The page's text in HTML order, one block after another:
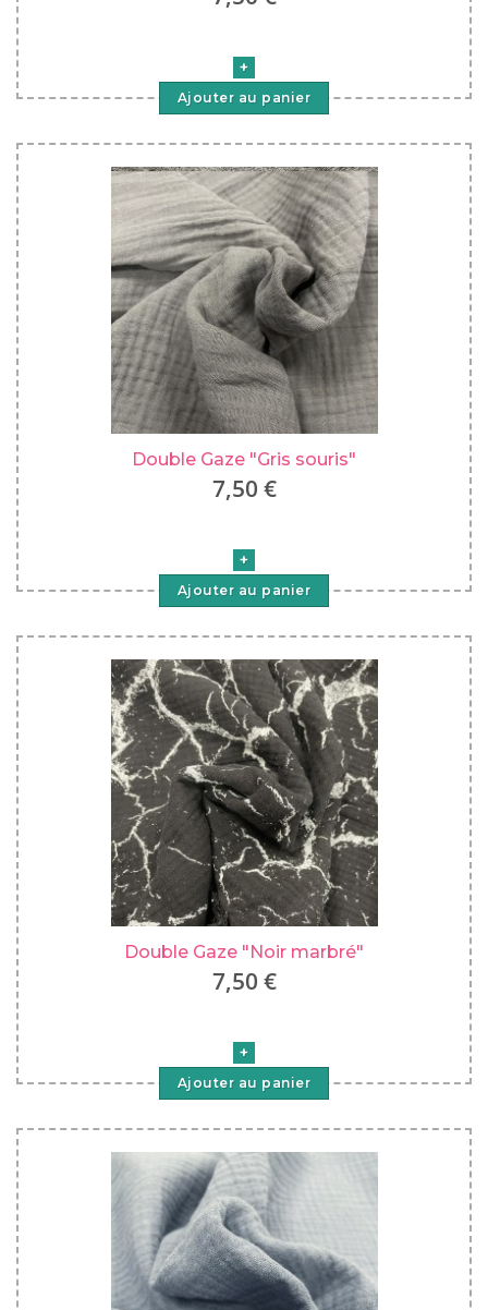
Ajouter au panier
Double Gaze "Gris souris"
7,50 €
Ajouter au panier
Double Gaze "Noir marbré"
7,50 €
Ajouter au panier